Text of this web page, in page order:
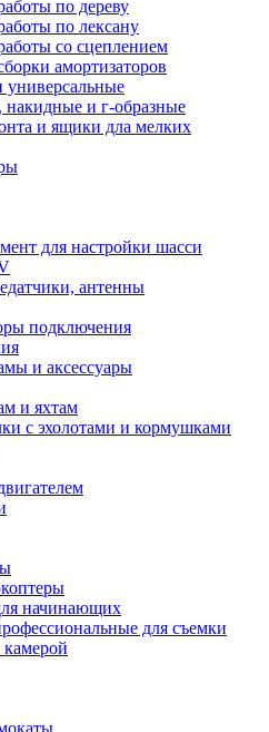
по дереву
по лексану
со сцеплением
амортизаторов
и г-образные
и ящики дла мелких
для настройки шасси
антенны
подключения
и аксессуары
и яхтам
с эхолотами и кормушками
начинающих
для съемки